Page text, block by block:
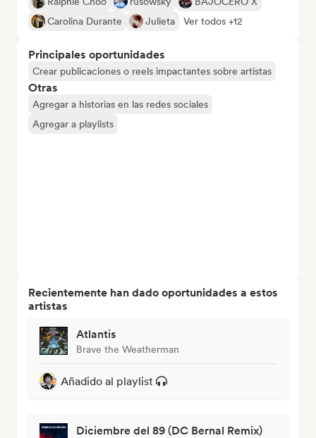
Carolina Durante
Julieta Ver todos +12
Principales oportunidades
Crear publicaciones o reels impactantes sobre artistas
Otras
Agregar a historias en las redes sociales
Agregar a playlists
Recientemente han dado oportunidades a estos
artistas
Atlantis
Brave the Weatherman
Añadido al playlist
Diciembre del 89 (DC Bernal Remix)